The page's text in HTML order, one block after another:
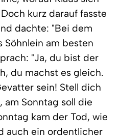
kurz darauf fasste
dachte: "Bei dem
Söhnlein am besten
"Ja, du bist der
du machst es gleich.
sein! Stell dich
Sonntag soll die
kam der Tod, wie
auch ein ordentlicher